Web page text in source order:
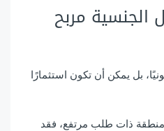
الجنسية مربح
بل يمكن أن تكون استثمارًا
منطقة ذات طلب مرتفع، فقد